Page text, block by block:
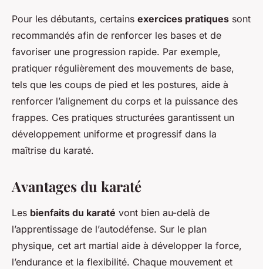
Pour les débutants, certains exercices pratiques sont
recommandés afin de renforcer les bases et de
favoriser une progression rapide. Par exemple,
pratiquer régulièrement des mouvements de base,
tels que les coups de pied et les postures, aide à
renforcer l’alignement du corps et la puissance des
frappes. Ces pratiques structurées garantissent un
développement uniforme et progressif dans la
maîtrise du karaté.
Avantages du karaté
Les bienfaits du karaté vont bien au-delà de
l’apprentissage de l’autodéfense. Sur le plan
physique, cet art martial aide à développer la force,
l’endurance et la flexibilité. Chaque mouvement et